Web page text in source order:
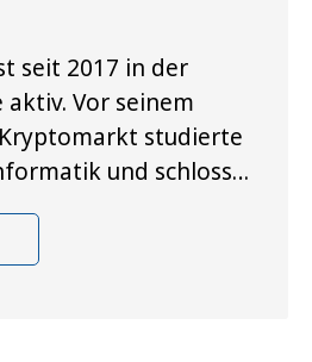
seit 2017 in der
Vor seinem
studierte
und schloss…